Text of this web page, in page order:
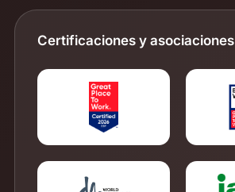
Certificaciones y asociaciones